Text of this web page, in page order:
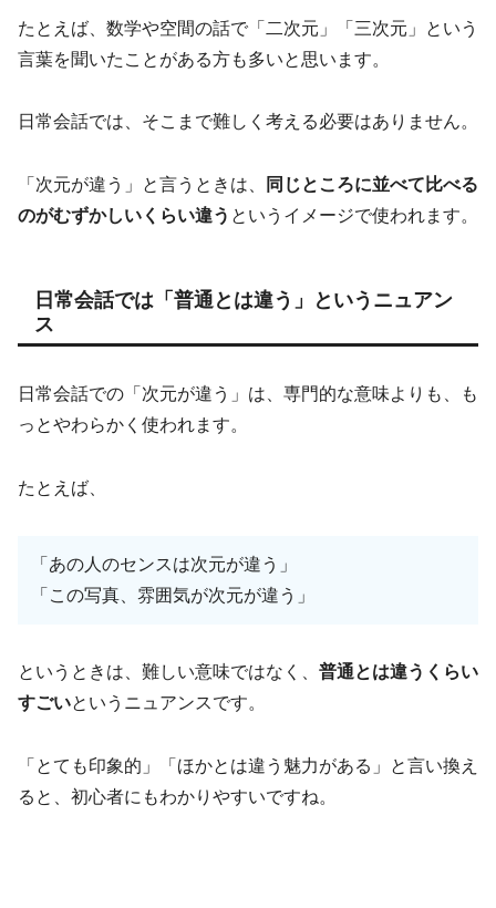
たとえば、数学や空間の話で「二次元」「三次元」という
言葉を聞いたことがある方も多いと思います。
日常会話では、そこまで難しく考える必要はありません。
「次元が違う」と言うときは、
同じところに並べて比べる
のがむずかしいくらい違う というイメージで使われます。
日常会話では「普通とは違う」というニュアン
ス
日常会話での「次元が違う」は、専門的な意味よりも、も
っとやわらかく使われます。
たとえば、
「あの人のセンスは次元が違う」
「この写真、雰囲気が次元が違う」
というときは、難しい意味ではなく、 普通とは違うくらい
すごいというニュアンスです。
「とても印象的」「ほかとは違う魅力がある」と言い換え
ると、初心者にもわかりやすいですね。